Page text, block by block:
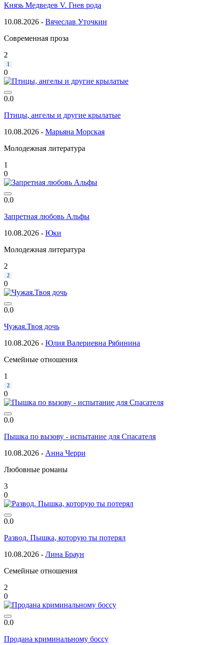
Князь Медведев V. Гнев рода
10.08.2026 - Вячеслав Уточкин
Современная проза
2
1
0
0.0
Птицы, ангелы и другие крылатые
10.08.2026 - Марьяна Морская
Молодежная литература
1
0
0.0
Запретная любовь Альфы
10.08.2026 - Юки
Молодежная литература
2
2
0
0.0
Чужая.Твоя дочь
10.08.2026 - Юлия Валериевна Рябинина
Семейные отношения
1
2
0
0.0
Пышка по вызову - испытание для Спасателя
10.08.2026 - Анна Черри
Любовные романы
3
0
0.0
Развод. Пышка, которую ты потерял
10.08.2026 - Лина Браун
Семейные отношения
2
0
0.0
Продана криминальному боссу